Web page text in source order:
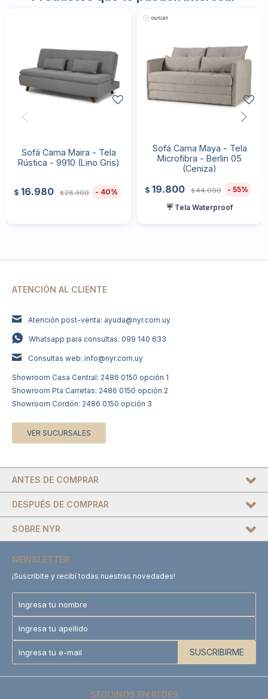
Sofá Cama Maira - Tela
Rústica - 9910 (Lino Gris)
$ 16.980 $28.300 40
Sofá Cama Maya - Tela
Microfibra - Berlin 05
(Ceniza)
$ 19.800 $44.000
55
☔ Tela Waterproof
ATENCIÓN AL CLIENTE
Atención post-venta: ayuda@nyr.com.uy
Whatsapp para consultas: 099 140 633
Consultas web: info@nyr.com.uy
Showroom Casa Central: 2486 0150 opción 1
Showroom Pta Carretas: 2486 0150 opción 2
Showroom Cordón: 2486 0150 opción 3
VER SUCURSALES
DESPUÉS DE COMPRAR
SOBRE NYR
ANTES DE COMPRAR
NEWSLETTER
¡Suscribite y recibí todas nuestras novedades!
SUSCRIBIRME
SEGUINOS EN REDES